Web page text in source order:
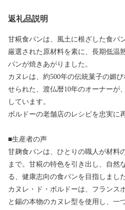
返礼品説明
甘糀食パンは、風土に根ざした食パ
厳選された原材料を素に、長期低温
パンが焼きあがりました。
カヌレは、約500年の伝統菓子の媚
せられた、渡仏暦10年のオーナーが
しています。
ボルドーの老舗店のレシピを忠実に
■生産者の声
甘麹食パンは、ひとりの職人が材料
まで。甘糀の特色を引き出し、自然
る、健康志向の食パンを目指しました
カヌレ・ド・ボルドーは、フランス
と錫の本物のカヌレ型を使用し、一